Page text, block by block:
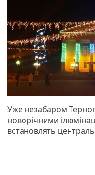
Уже незабаром
новорічними
встановлять